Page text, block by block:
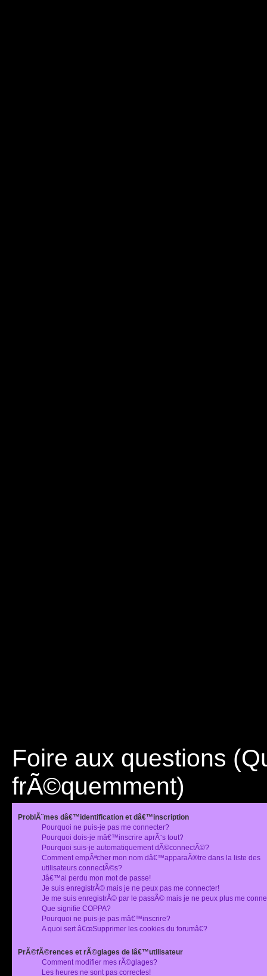
Foire aux questions
frÃ©quemment)
ProblÃ¨mes dâ€™identification et dâ€™inscription
Pourquoi ne puis-je pas me connecter?
Pourquoi dois-je mâ€™inscrire aprÃ¨s tout?
Pourquoi suis-je automatiquement dÃ©connectÃ©?
Comment empÃªcher mon nom dâ€™apparaÃ®tre dans la liste des
utilisateurs connectÃ©s?
Jâ€™ai perdu mon mot de passe!
Je suis enregistrÃ© mais je ne peux pas me connecter!
Je me suis enregistrÃ© par le passÃ© mais je ne peux plus me
Que signifie COPPA?
Pourquoi ne puis-je pas mâ€™inscrire?
A quoi sert â€œSupprimer les cookies du forumâ€?
PrÃ©fÃ©rences et rÃ©glages de lâ€™utilisateur
Comment modifier mes rÃ©glages?
Les heures ne sont pas correctes!